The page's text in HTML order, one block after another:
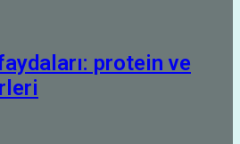
protein ve